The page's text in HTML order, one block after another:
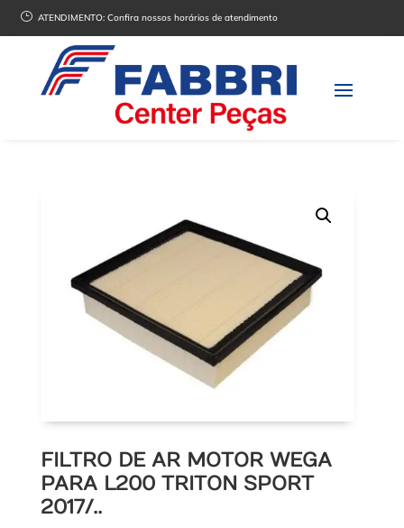
} ATENDIMENTO:Confira nossos horários de atendimento
FILTRO DE AR MOTOR WEGA
PARA L200 TRITON SPORT
2017/..